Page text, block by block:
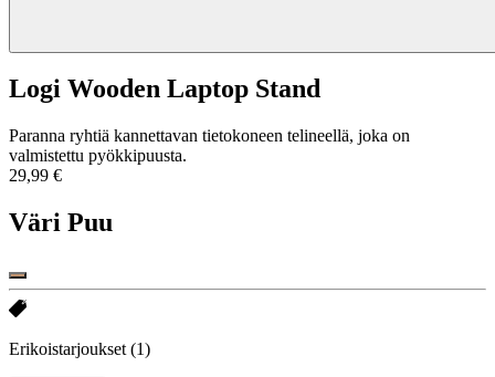
Logi Wooden Laptop Stand
Paranna ryhtiä kannettavan tietokoneen telineellä, joka on
valmistettu pyökkipuusta.
29,99 €
Väri Puu
Erikoistarjoukset (1)